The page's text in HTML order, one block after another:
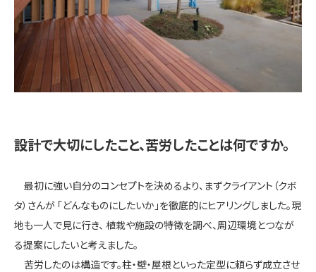
設計で大切にしたこと、苦労したことは何ですか。
最初に強い自分のコンセプトを決めるより、まずクライアント（クボ
タ）さんが 「どんなものにしたいか」を徹底的にヒアリングしました。現
地も一人で見に行き、 植栽や施設の特徴を調べ、周辺環境とつなが
る提案にしたいと考えました。
苦労したのは構造です。柱・壁・屋根といった定型に頼らず成立させ